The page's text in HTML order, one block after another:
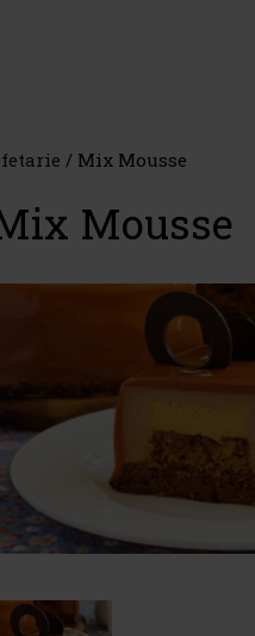
/ Mix Mousse
Mousse